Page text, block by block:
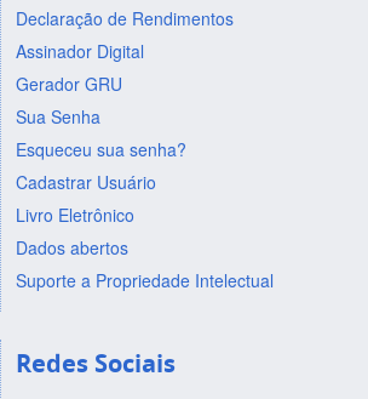
Declaração de Rendimentos
Assinador Digital
Gerador GRU
Sua Senha
Esqueceu sua senha?
Cadastrar Usuário
Livro Eletrônico
Dados abertos
Suporte a Propriedade Intelectual
Redes Sociais